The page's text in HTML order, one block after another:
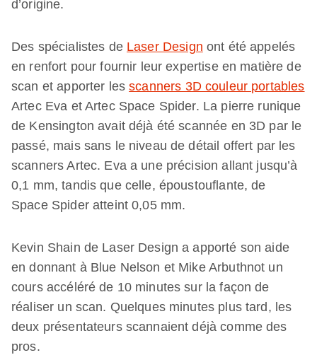
d’origine.
Des spécialistes de Laser Design ont été appelés
en renfort pour fournir leur expertise en matière de
scan et apporter lesscanners 3D couleur portables
Artec Eva et Artec Space Spider. La pierre runique
de Kensington avait déjà été scannée en 3D par le
passé, mais sans le niveau de détail offert par les
scanners Artec. Eva a une précision allant jusqu’à
0,1 mm, tandis que celle, époustouflante, de
Space Spider atteint 0,05 mm.
Kevin Shain de Laser Design a apporté son aide
en donnant à Blue Nelson et Mike Arbuthnot un
cours accéléré de 10 minutes sur la façon de
réaliser un scan. Quelques minutes plus tard, les
deux présentateurs scannaient déjà comme des
pros.